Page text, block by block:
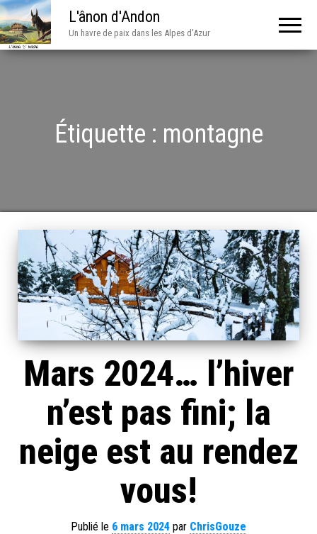
L'ânon d'Andon
Un havre de paix dans les Alpes d'Azur
Étiquette : montagne
Mars 2024… l’hiver
n’est pas fini; la
neige est au rendez
vous!
Publié le 6 mars 2024 par ChrisGouze